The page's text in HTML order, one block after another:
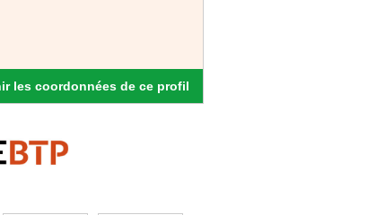
les coordonnées de ce profil